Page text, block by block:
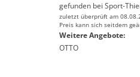
gefunden bei Sport-
zuletzt überprüft am
Preis kann sich seitdem
Weitere Angebote:
OTTO